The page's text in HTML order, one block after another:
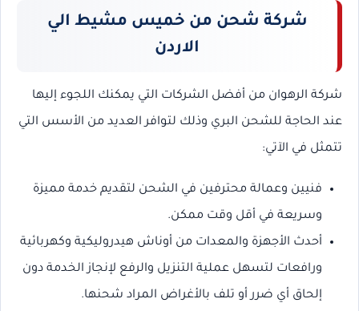
شركة شحن من خميس مشيط الي
الاردن
شركة الرهوان من أفضل الشركات التي يمكنك اللجوء إليها
عند الحاجة للشحن البري وذلك لتوافر العديد من الأسس التي
تتمثل في الآتي:
فنيين وعمالة محترفين في الشحن لتقديم خدمة مميزة
وسريعة في أقل وقت ممكن.
أحدث الأجهزة والمعدات من أوناش هيدروليكية وكهربائية
ورافعات لتسهل عملية التنزيل والرفع لإنجاز الخدمة دون
إلحاق أي ضرر أو تلف بالأغراض المراد شحنها.